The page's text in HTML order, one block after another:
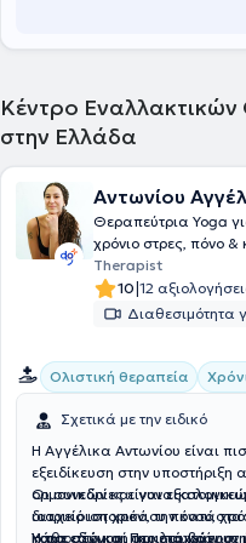
Κέντρο Εναλλακτικών
στην Ελλάδα
Αντωνίου
Θεραπεύτρια Yoga
χρόνιο στρες, πόνο
Therapist
10|12
Διαθεσιμότητα
Ολιστική θεραπεία
Σχετικά με την ειδικό
Η Αγγέλικα Αντωνίου είναι
εξειδίκευση στην
ορμονικών και
διαχείριση χρόνιου πόνου,
Yoga εδώ και αρκετά χρόνια,
Οι συνεδρίες είναι
ιατρικό ιστορικό, την
κάθε ατόμου. Περιλαμβάνουν
Η προσέγγισή της στοχεύει